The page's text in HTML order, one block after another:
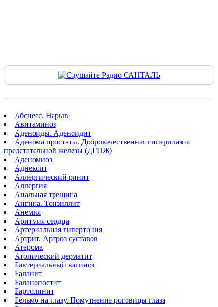
Абсцесс. Нарыв
Авитаминоз
Аденоиды. Аденоидит
Аденома простаты. Доброкачественная гиперплазия
предстательной железы (ДГПЖ)
Аденомиоз
Аднексит
Аллергический ринит
Аллергия
Анальная трещина
Ангина. Тонзиллит
Анемия
Аритмия сердца
Артериальная гипертония
Артрит. Артроз суставов
Атерома
Атопический дерматит
Бактериальный вагиноз
Баланит
Баланопостит
Бартолинит
Бельмо на глазу. Помутнение роговицы глаза